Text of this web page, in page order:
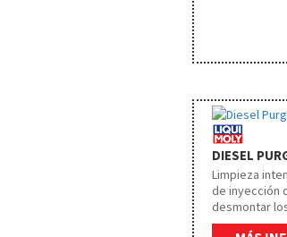
DIESEL
Limpieza
de inyección
desmontar